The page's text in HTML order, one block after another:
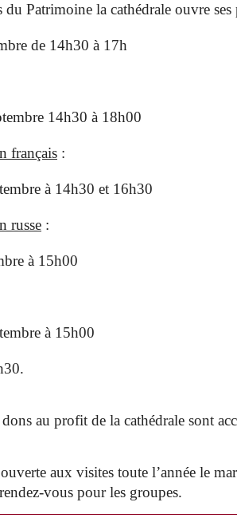
du Patrimoine la cathédrale ouvre ses
de 14h30 à 17h
14h30 à 18h00
français :
à 14h30 et 16h30
russe :
à 15h00
à 15h00
au profit de la cathédrale sont
aux visites toute l’année le
vous pour les groupes.